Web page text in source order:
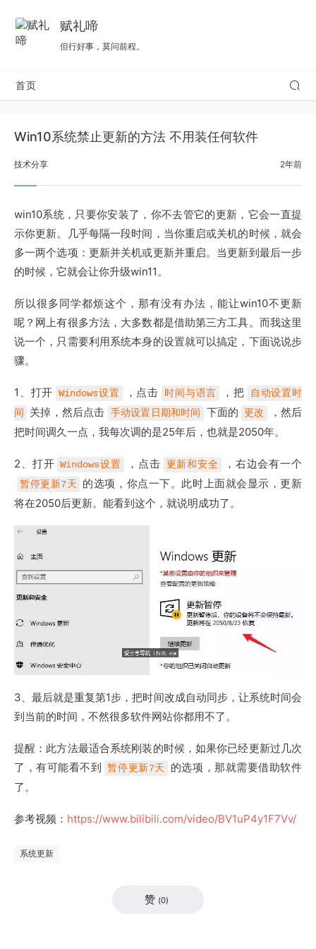
赋礼啼
但行好事，莫问前程。
首页
Win10系统禁止更新的方法 不用装任何软件
技术分享 2年前
win10系统，只要你安装了，你不去管它的更新，它会一直提
示你更新。几乎每隔一段时间，当你重启或关机的时候，就会
多一两个选项：更新并关机或更新并重启。当更新到最后一步
的时候，它就会让你升级win11。
所以很多同学都烦这个，那有没有办法，能让win10不更新
呢？网上有很多方法，大多数都是借助第三方工具。而我这里
说一个，只需要利用系统本身的设置就可以搞定，下面说说步
骤。
1、打开 Windows设置 ，点击 时间与语言 ，把
自动设置时
间
关掉，然后点击 手动设置日期和时间 下面的 更改
，然后
把时间调久一点，我每次调的是25年后，也就是2050年。
2、打开 Windows设置 ，点击 更新和安全 ，右边会有一个
暂停更新7天
的选项，你点一下。此时上面就会显示，更新
将在2050后更新。能看到这个，就说明成功了。
3、最后就是重复第1步，把时间改成自动同步，让系统时间会
到当前的时间，不然很多软件网站你都用不了。
提醒：此方法最适合系统刚装的时候，如果你已经更新过几次
了，有可能看不到 暂停更新7天
的选项，那就需要借助软件
了。
参考视频： https://www.bilibili.com/video/BV1uP4y1F7Vv/
系统更新
赞 (0)